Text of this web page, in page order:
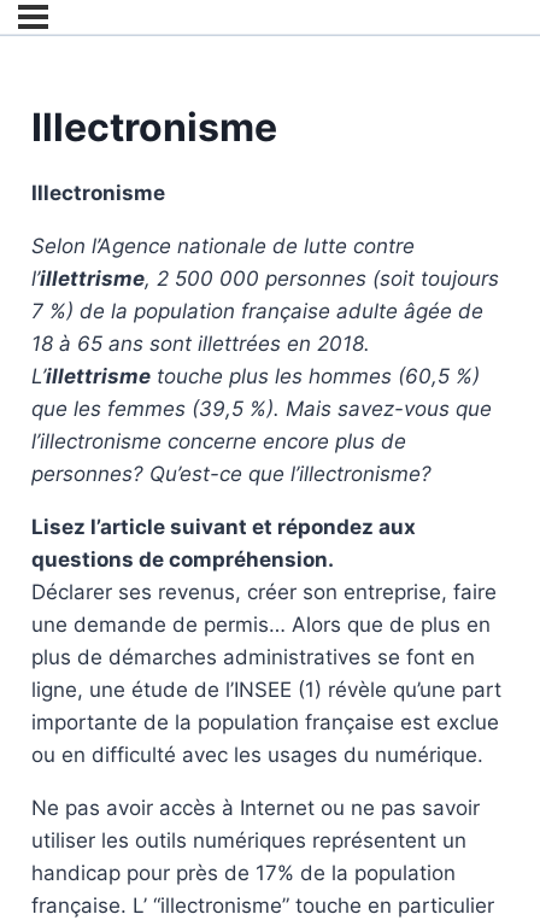
Illectronisme
Illectronisme
Selon l’Agence nationale de lutte contre
l’illettrisme, 2 500 000 personnes (soit toujours
7 %) de la population française adulte âgée de
18 à 65 ans sont illettrées en 2018.
L’illettrismetouche plus les hommes (60,5 %)
que les femmes (39,5 %). Mais savez-vous que
l’illectronisme concerne encore plus de
personnes? Qu’est-ce que l’illectronisme?
Lisez l’article suivant et répondez aux
questions de compréhension.
Déclarer ses revenus, créer son entreprise, faire
une demande de permis… Alors que de plus en
plus de démarches administratives se font en
ligne, une étude de l’INSEE (1) révèle qu’une part
importante de la population française est exclue
ou en difficulté avec les usages du numérique.
Ne pas avoir accès à Internet ou ne pas savoir
utiliser les outils numériques représentent un
handicap pour près de 17% de la population
française. L’ “illectronisme” touche en particulier